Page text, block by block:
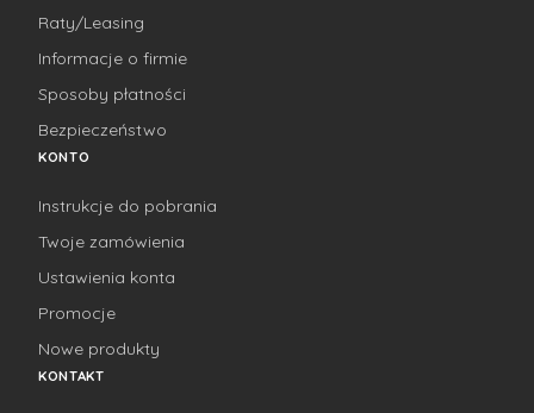
Raty/Leasing
Informacje o firmie
Sposoby płatności
Bezpieczeństwo
KONTO
Instrukcje do pobrania
Twoje zamówienia
Ustawienia konta
Promocje
Nowe produkty
KONTAKT